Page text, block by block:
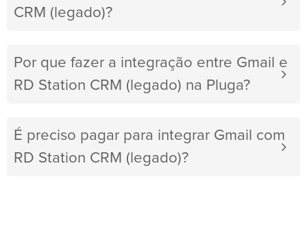
CRM (legado)?
Por que fazer a integração entre Gmail e
RD Station CRM (legado) na Pluga?
É preciso pagar para integrar Gmail com
RD Station CRM (legado)?